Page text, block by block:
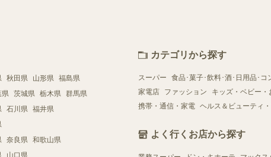
秋田県 山形県 福島県
県 茨城県 栃木県 群馬県
石川県 福井県
奈良県 和歌山県
山口県
カテゴリから探す
スーパー 食品･菓子･飲料･酒･日用品･コ
家電店
ファッション キッズ・ベビー・
携帯・通信・家電 ヘルス＆ビューティ
よく行くお店から探す